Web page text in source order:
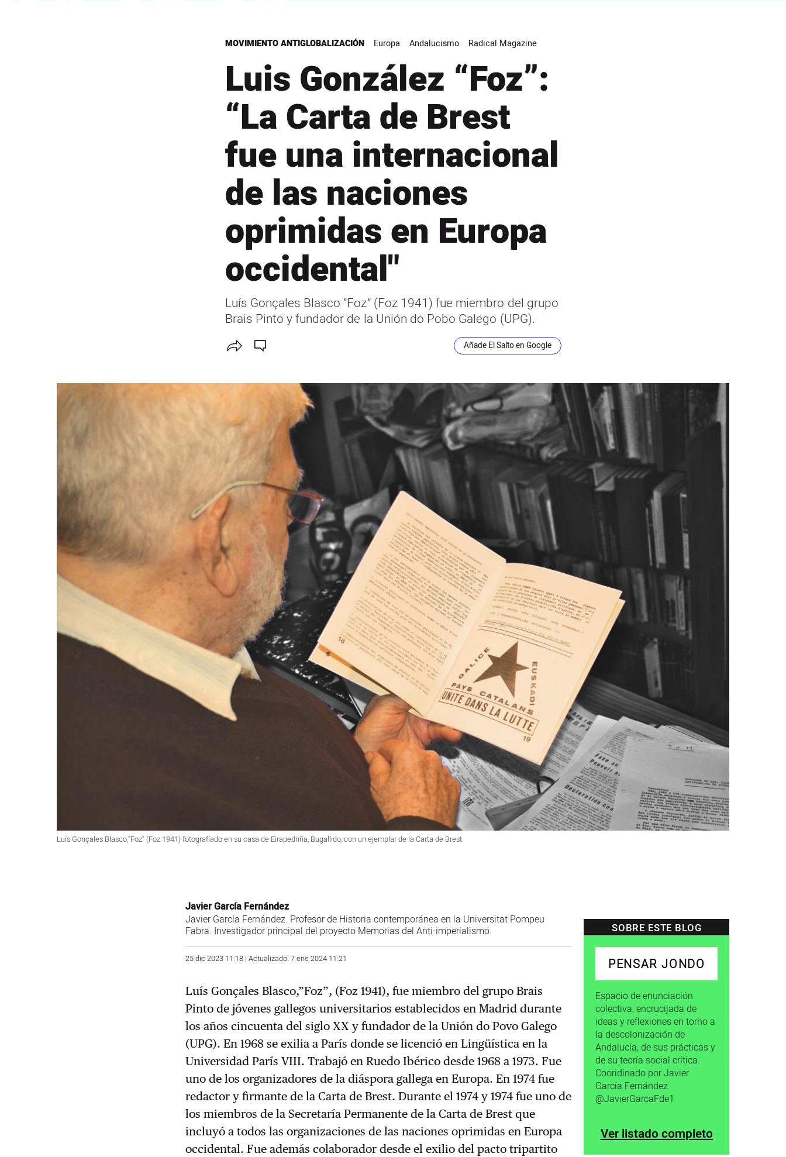
MOVIMIENTO ANTIGLOBALIZACIÓN Europa Andalucismo Radical Magazine
Luis González “Foz”:
“La Carta de Brest
fue una internacional
de las naciones
oprimidas en Europa
occidental"
Luís Gonçales Blasco ”Foz” (Foz 1941) fue miembro del grupo
Brais Pinto y fundador de la Unión do Pobo Galego (UPG).
Añade El Salto en Google
Luís Gonçales Blasco,”Foz” (Foz 1941) fotografíado en su casa de Eirapedriña, Bugallido, con un ejemplar de la Carta de Brest.
Javier García Fernández
Javier García Fernández. Profesor de Historia contemporánea en la Universitat Pompeu
Fabra. Investigador principal del proyecto Memorias del Anti-imperialismo.
25 dic 2023 11:18 | Actualizado: 7 ene 2024 11:21
Luís Gonçales Blasco,”Foz”, (Foz 1941), fue miembro del grupo Brais
Pinto de jóvenes gallegos universitarios establecidos en Madrid durante
los años cincuenta del siglo XX y fundador de la Unión do Povo Galego
(UPG). En 1968 se exilia a París donde se licenció en Lingüística en la
Universidad París VIII. Trabajó en Ruedo Ibérico desde 1968 a 1973. Fue
uno de los organizadores de la diáspora gallega en Europa. En 1974 fue
redactor y firmante de la Carta de Brest. Durante el 1974 y 1974 fue uno de
los miembros de la Secretaría Permanente de la Carta de Brest que
incluyó a todos las organizaciones de las naciones oprimidas en Europa
occidental. Fue además colaborador desde el exilio del pacto tripartito
SOBRE ESTE BLOG
PENSAR JONDO
Espacio de enunciación
colectiva, encrucijada de
ideas y reflexiones en torno a
la descolonización de
Andalucía, de sus prácticas y
de su teoría social crítica.
Cooridinado por Javier
García Fernández
@JavierGarcaFde1
Ver listado completo